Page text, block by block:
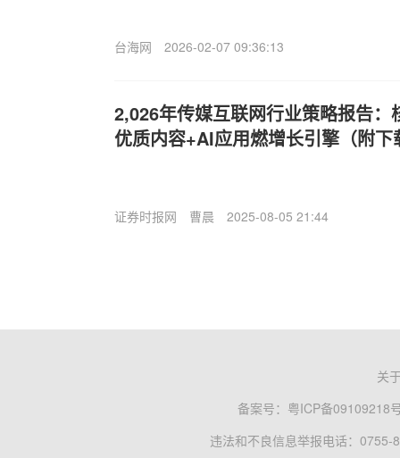
台海网 2026-02-07 09:36:13
2,026年传媒互联网行业策略报告：
优质内容+AI应用燃增长引擎（附下
证券时报网 曹晨 2025-08-05 21:44
关
备案号： 粤ICP备09109218
违法和不良信息举报电话：0755-